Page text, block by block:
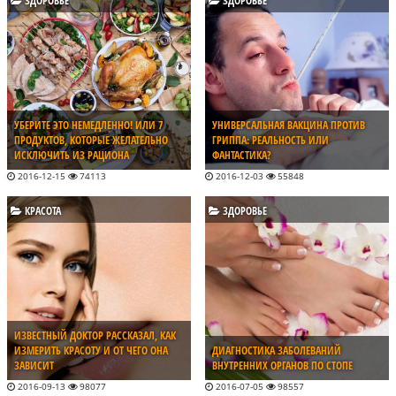
УБЕРИТЕ ЭТО НЕМЕДЛЕННО! ИЛИ 7
ПРОДУКТОВ, КОТОРЫЕ ЖЕЛАТЕЛЬНО
ИСКЛЮЧИТЬ ИЗ РАЦИОНА
2016-12-15 74113
УНИВЕРСАЛЬНАЯ ВАКЦИНА ПРОТИВ
ГРИППА: РЕАЛЬНОСТЬ ИЛИ
ФАНТАСТИКА?
2016-12-03 55848
КРАСОТА
ИЗВЕСТНЫЙ ДОКТОР РАССКАЗАЛ, КАК
ИЗМЕРИТЬ КРАСОТУ И ОТ ЧЕГО ОНА
ЗАВИСИТ
2016-09-13 98077
ЗДОРОВЬЕ
ДИАГНОСТИКА ЗАБОЛЕВАНИЙ
ВНУТРЕННИХ ОРГАНОВ ПО СТОПЕ
2016-07-05 98557